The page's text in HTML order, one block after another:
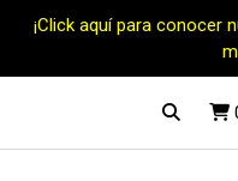
¡Click aquí para conocer